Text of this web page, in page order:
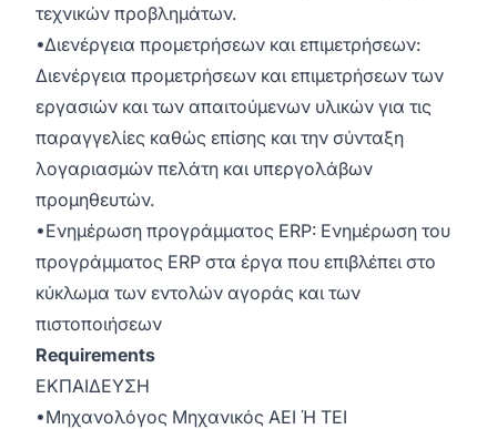
τεχνικών προβλημάτων.
•Διενέργεια προμετρήσεων και επιμετρήσεων:
Διενέργεια προμετρήσεων και επιμετρήσεων των
εργασιών και των απαιτούμενων υλικών για τις
παραγγελίες καθώς επίσης και την σύνταξη
λογαριασμών πελάτη και υπεργολάβων
προμηθευτών.
•Ενημέρωση προγράμματος ERP: Ενημέρωση του
προγράμματος ERP στα έργα που επιβλέπει στο
κύκλωμα των εντολών αγοράς και των
πιστοποιήσεων
Requirements
ΕΚΠΑΙΔΕΥΣΗ
•Μηχανολόγος Μηχανικός ΑΕΙ Ή ΤΕΙ